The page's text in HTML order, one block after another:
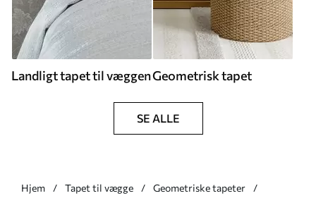
Landligt tapet til væggenGeometrisk tapet
SE ALLE
Hjem Tapet til vægge
Geometriske tapeter